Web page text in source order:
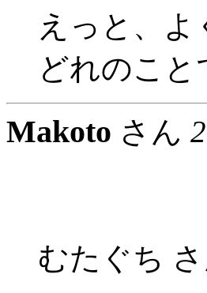
えっと、
どれのこ
Makoto さん
むたぐち